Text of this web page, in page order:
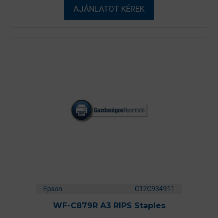
-
b
ő
AJÁNLATOT KÉREK
Epson C12C934911
WF-C879R A3 RIPS Staples